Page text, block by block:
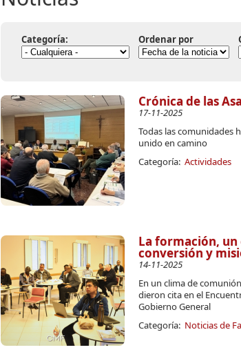
Categoría: Ordenar por
Crónica de las
17-11-2025
Todas las comunidades
unido en camino
Categoría: Actividades
La formación,
conversión y
14-11-2025
En un clima de
dieron cita en el
Gobierno General
Categoría: Noticias de